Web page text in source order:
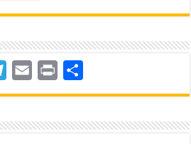
Telegram
Email Print